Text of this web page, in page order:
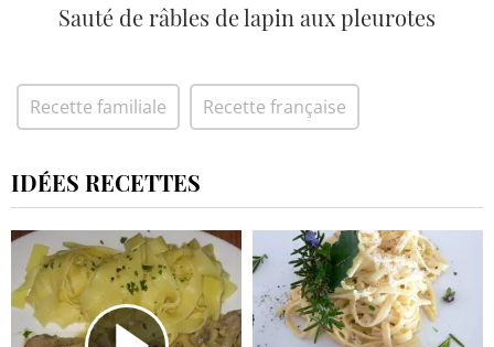
Sauté de râbles de lapin aux pleurotes
Recette familiale Recette française
IDÉES RECETTES